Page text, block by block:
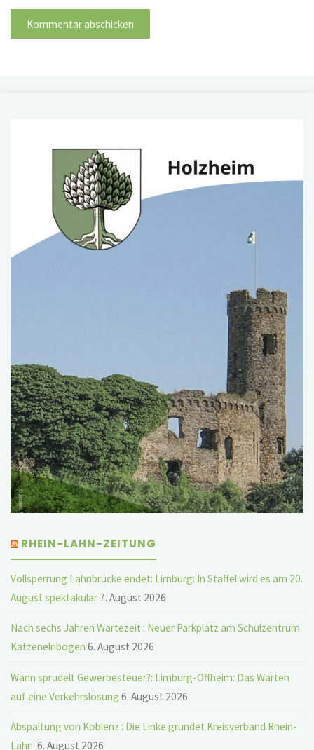
RHEIN-LAHN-ZEITUNG
Vollsperrung Lahnbrücke endet: Limburg: In Staffel wird es am 20.
August spektakulär 7. August 2026
Nach sechs Jahren Wartezeit : Neuer Parkplatz am Schulzentrum
Katzenelnbogen 6. August 2026
Wann sprudelt Gewerbesteuer?: Limburg-Offheim: Das Warten
auf eine Verkehrslösung 6. August 2026
Abspaltung von Koblenz : Die Linke gründet Kreisverband Rhein-
Lahn 6. August 2026